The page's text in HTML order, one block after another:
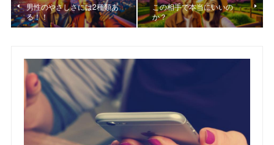
男性のやさしさには2種類あ
る！！
この相手で本当にいいの
か？